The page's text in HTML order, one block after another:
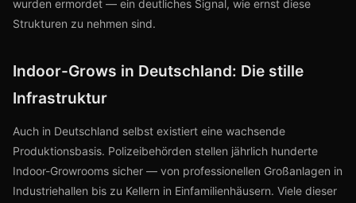
wurden ermordet — ein deutliches Signal, wie ernst diese
Strukturen zu nehmen sind.
Indoor-Grows in Deutschland: Die stille
Infrastruktur
Auch in Deutschland selbst existiert eine wachsende
Produktionsbasis. Polizeibehörden stellen jährlich hunderte
Indoor-Growrooms sicher — von professionellen Großanlagen in
Industriehallen bis zu Kellern in Einfamilienhäusern. Viele dieser